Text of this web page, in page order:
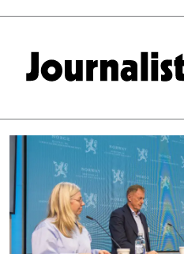
Tag:
trine
eilertsen